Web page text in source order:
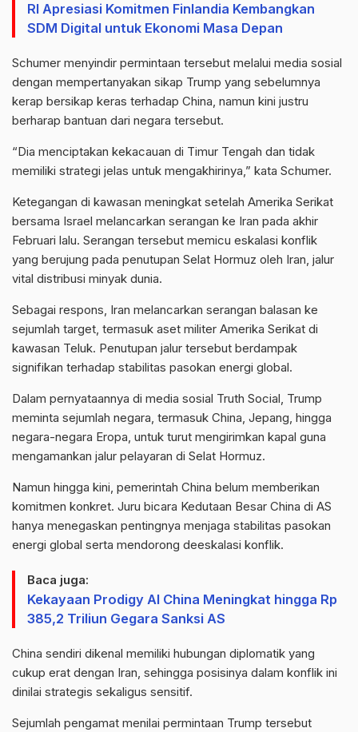
RI Apresiasi Komitmen Finlandia Kembangkan
SDM Digital untuk Ekonomi Masa Depan
Schumer menyindir permintaan tersebut melalui media sosial
dengan mempertanyakan sikap Trump yang sebelumnya
kerap bersikap keras terhadap China, namun kini justru
berharap bantuan dari negara tersebut.
“Dia menciptakan kekacauan di Timur Tengah dan tidak
memiliki strategi jelas untuk mengakhirinya,” kata Schumer.
Ketegangan di kawasan meningkat setelah Amerika Serikat
bersama Israel melancarkan serangan ke Iran pada akhir
Februari lalu. Serangan tersebut memicu eskalasi konflik
yang berujung pada penutupan Selat Hormuz oleh Iran, jalur
vital distribusi minyak dunia.
Sebagai respons, Iran melancarkan serangan balasan ke
sejumlah target, termasuk aset militer Amerika Serikat di
kawasan Teluk. Penutupan jalur tersebut berdampak
signifikan terhadap stabilitas pasokan energi global.
Dalam pernyataannya di media sosial Truth Social, Trump
meminta sejumlah negara, termasuk China, Jepang, hingga
negara-negara Eropa, untuk turut mengirimkan kapal guna
mengamankan jalur pelayaran di Selat Hormuz.
Namun hingga kini, pemerintah China belum memberikan
komitmen konkret. Juru bicara Kedutaan Besar China di AS
hanya menegaskan pentingnya menjaga stabilitas pasokan
energi global serta mendorong deeskalasi konflik.
Baca juga:
Kekayaan Prodigy AI China Meningkat hingga Rp
385,2 Triliun Gegara Sanksi AS
China sendiri dikenal memiliki hubungan diplomatik yang
cukup erat dengan Iran, sehingga posisinya dalam konflik ini
dinilai strategis sekaligus sensitif.
Sejumlah pengamat menilai permintaan Trump tersebut